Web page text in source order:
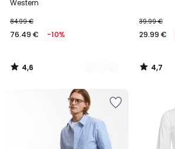
Western
84.99 €
76.49 € -10%
4,6
/
39.99 €
29.99 €
4,7
/